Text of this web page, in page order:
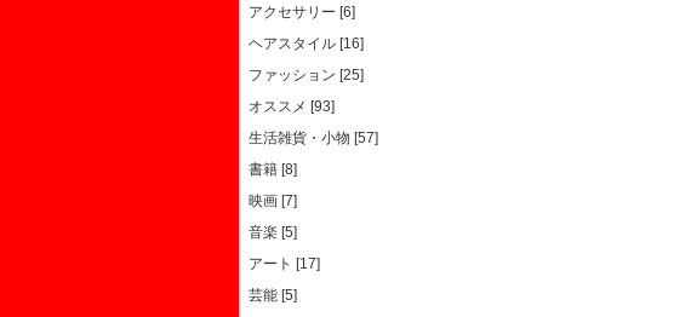
アクセサリー [6]
ヘアスタイル [16]
ファッション [25]
オススメ [93]
生活雑貨・小物 [57]
書籍 [8]
映画 [7]
音楽 [5]
アート [17]
芸能 [5]